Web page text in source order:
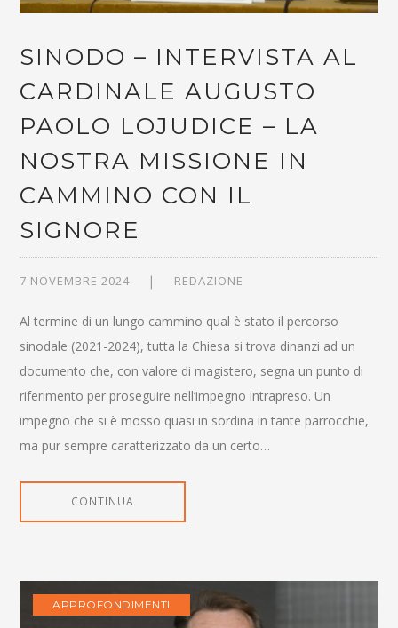
SINODO – INTERVISTA AL
CARDINALE AUGUSTO
PAOLO LOJUDICE – LA
NOSTRA MISSIONE IN
CAMMINO CON IL
SIGNORE
7 NOVEMBRE 2024 REDAZIONE
Al termine di un lungo cammino qual è stato il percorso
sinodale (2021-2024), tutta la Chiesa si trova dinanzi ad un
documento che, con valore di magistero, segna un punto di
riferimento per proseguire nell’impegno intrapreso. Un
impegno che si è mosso quasi in sordina in tante parrocchie,
ma pur sempre caratterizzato da un certo…
CONTINUA
APPROFONDIMENTI